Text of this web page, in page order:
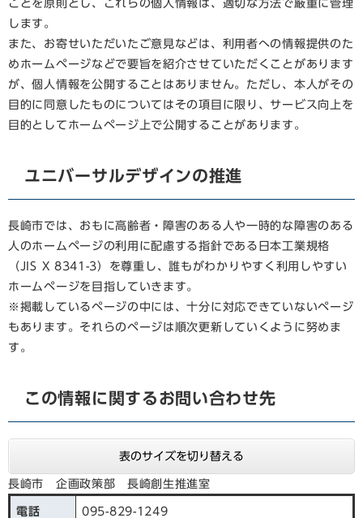
ことを原則とし、これらの個人情報は、適切な方法で厳重に管理
します。
また、お寄せいただいたご意見などは、利用者への情報提供のた
めホームページなどで要旨を紹介させていただくことがあります
が、個人情報を公開することはありません。ただし、本人がその
目的に同意したものについてはその項目に限り、サービス向上を
目的としてホームページ上で公開することがあります。
ユニバーサルデザインの推進
長崎市では、おもに高齢者・障害のある人や一時的な障害のある
人のホームページの利用に配慮する指針である日本工業規格
（JIS X 8341-3）を尊重し、誰もがわかりやすく利用しやすい
ホームページを目指していきます。
※掲載しているページの中には、十分に対応できていないページ
もあります。それらのページは順次更新していくように努めま
す。
この情報に関するお問い合わせ先
表のサイズを切り替える
長崎市 企画政策部 長崎創生推進室
電話 095-829-1249